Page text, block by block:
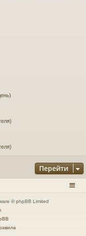
Перейти
© phpBB Limited